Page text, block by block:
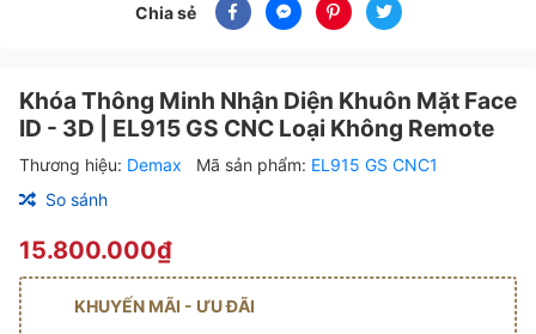
Chia sẻ
Khóa Thông Minh Nhận Diện Khuôn Mặt Face
ID - 3D | EL915 GS CNC Loại Không Remote
Thương hiệu: Demax Mã sản phẩm: EL915 GS CNC1
So sánh
15.800.000₫
KHUYẾN MÃI - ƯU ĐÃI